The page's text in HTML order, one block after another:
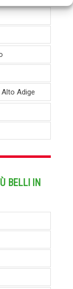
Adige
BELLI IN